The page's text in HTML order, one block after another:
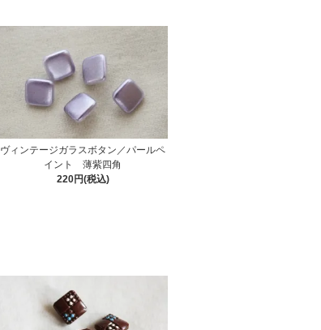
ヴィンテージガラスボタン／パールペ
イント 薄紫四角
220円(税込)